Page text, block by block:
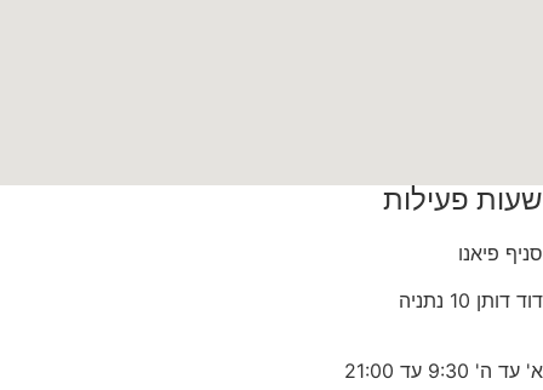
שעות פעילות
סניף פיאנו
דוד דותן 10 נתניה
א' עד ה' 9:30 עד 21:00